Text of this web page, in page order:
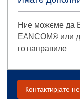
Ние можеме да
EANCOM® или
го направиле
Контактирјате не